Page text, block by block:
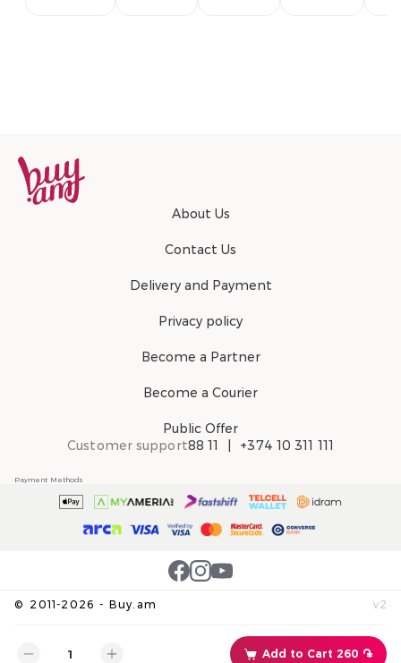
Add to Cart 260 ֏
About Us
Contact Us
Delivery and Payment
Privacy policy
Become a Partner
Become a Courier
Public Offer
Customer support88 11 +374 10 311 111
© 2011-2026 - Buy.am v2
Payment Methods